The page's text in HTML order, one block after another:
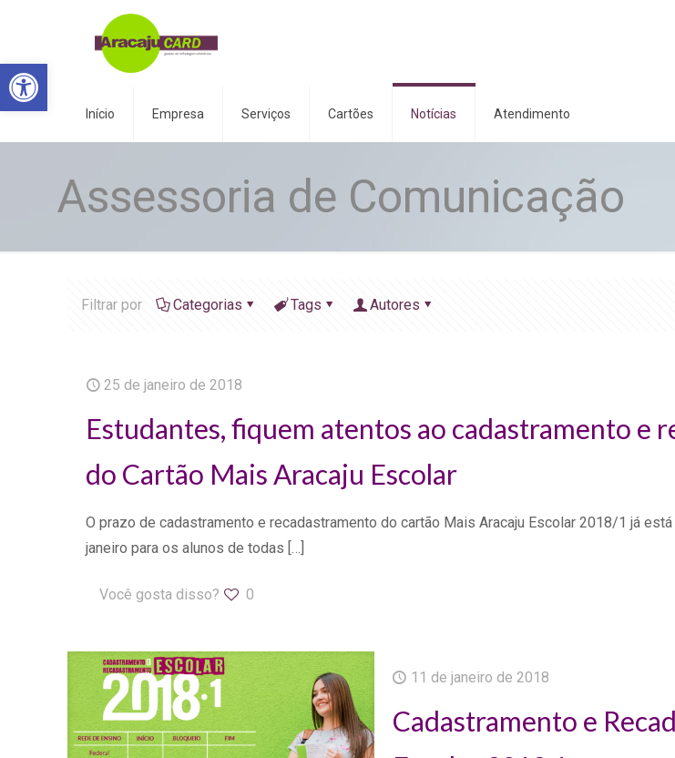
Abrir a barra de ferramentas
Início Empresa Serviços Cartões Notícias Atendimento
Assessoria de Comunicação
Filtrar por Categorias Tags Autores
25 de janeiro de 2018
Estudantes, fiquem atentos ao cadastramento e
do Cartão Mais Aracaju Escolar
O prazo de cadastramento e recadastramento do cartão Mais Aracaju Escolar 2018/1 já
janeiro para os alunos de todas […]
Você gosta disso? 0
11 de janeiro de 2018
Cadastramento e